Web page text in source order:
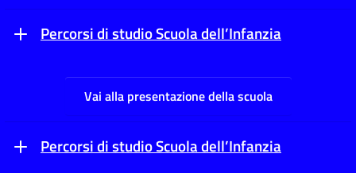
Percorsi di studio Scuola dell’Infanzia
Vai alla presentazione della scuola
Percorsi di studio Scuola dell’Infanzia